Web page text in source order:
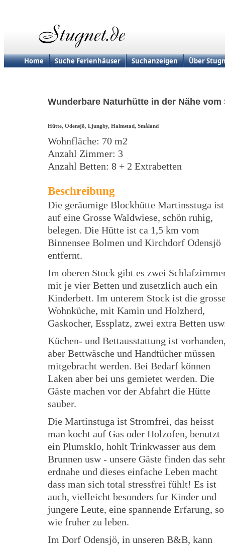
Home Suche Ferienhäuser Suchanzeigen Über
Wunderbare Naturhütte in der Nähe vom
Hütte, Odensjö, Ljungby, Halmstad, Småland
Wohnfläche: 70 m2
Anzahl Zimmer: 3
Anzahl Betten: 8 + 2 Extrabetten
Beschreibung
Die geräumige Blockhütte Martinsstuga ist
auf eine Grosse Waldwiese, schön ruhig,
belegen. Die Hütte ist ca 1,5 km vom
Binnensee Bolmen und Kirchdorf Odensjö
entfernt.
Im oberen Stock gibt es zwei
mit je vier Betten und zusetzlich auch ein
Kinderbett. Im unterem Stock ist die
Wohnküche, mit Kamin und Holzherd,
Gaskocher, Essplatz, zwei extra Betten
Küchen- und Bettausstattung ist
aber Bettwäsche und Handtücher müssen
mitgebracht werden. Bei Bedarf können
Laken aber bei uns gemietet werden. Die
Gäste machen vor der Abfahrt die Hütte
sauber.
Die Martinstuga ist Stromfrei, das heisst
man kocht auf Gas oder Holzofen, benutzt
ein Plumsklo, hohlt Trinkwasser aus dem
Brunnen usw - unsere Gäste finden das
erdnahe und dieses einfache Leben macht
dass man sich total stressfrei fühlt! Es ist
auch, vielleicht besonders fur Kinder und
jungere Leute, eine spannende Erfarung, so
wie fruher zu leben.
Im Dorf Odensjö, in unseren B&B, kann